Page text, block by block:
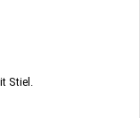
Stiel.